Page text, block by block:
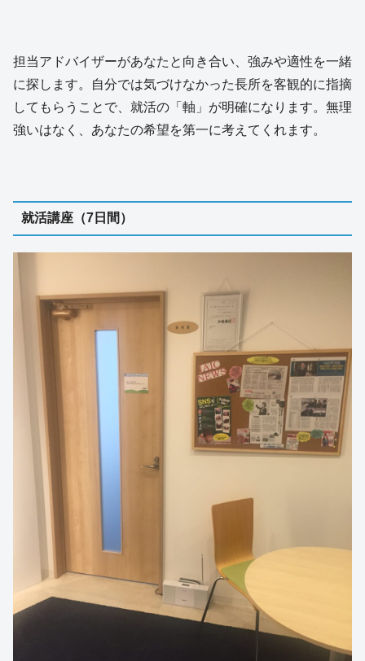
担当アドバイザーがあなたと向き合い、強みや適性を一緒
に探します。自分では気づけなかった長所を客観的に指摘
してもらうことで、就活の「軸」が明確になります。無理
強いはなく、あなたの希望を第一に考えてくれます。
就活講座（7日間）